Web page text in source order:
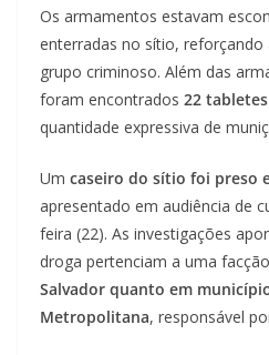
Os armamentos estavam
enterradas no sítio,
grupo criminoso. Além das
foram encontrados 22
quantidade expressiva de
Um caseiro do sítio foi preso
apresentado em audiência de
feira (22). As investigações
droga pertenciam a uma
Salvador quanto em
Metropolitana, responsável